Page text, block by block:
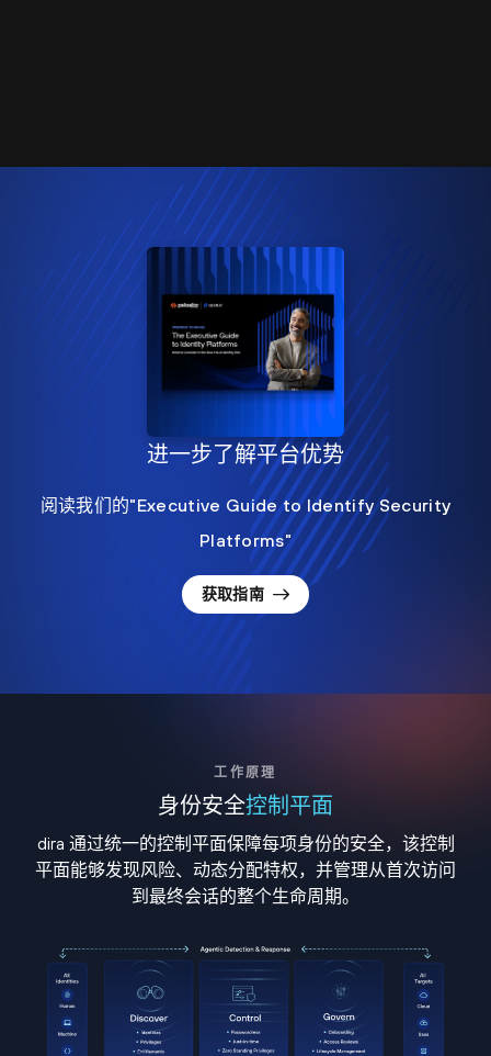
进一步了解平台优势
阅读我们的"Executive Guide to Identify Security
Platforms"
获取指南
工作原理
身份安全控制平面
dira 通过统一的控制平面保障每项身份的安全，该控制
平面能够发现风险、动态分配特权，并管理从首次访问
到最终会话的整个生命周期。